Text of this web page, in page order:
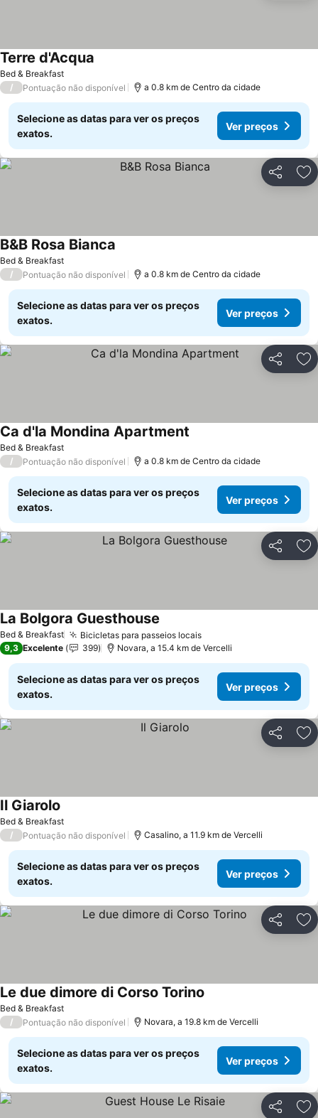
Bed & Breakfast
Terre d'Acqua
/ Pontuação não disponível a 0.8 km de Centro da cidade
Selecione as datas para ver os preços
exatos.
Ver preços
Partilhar
Bed & Breakfast
B&B Rosa Bianca
/ Pontuação não disponível a 0.8 km de Centro da cidade
Selecione as datas para ver os preços
exatos.
Ver preços
Partilhar
Bed & Breakfast
Ca d'la Mondina Apartment
/ Pontuação não disponível a 0.8 km de Centro da cidade
Selecione as datas para ver os preços
exatos.
Ver preços
Partilhar
Bed & Breakfast Bicicletas para passeios locais
La Bolgora Guesthouse
9,3 Excelente 399 Novara, a 15.4 km de Vercelli
Selecione as datas para ver os preços
exatos.
Ver preços
Partilhar
Bed & Breakfast
Il Giarolo
/ Pontuação não disponível Casalino, a 11.9 km de Vercelli
Selecione as datas para ver os preços
exatos.
Ver preços
Partilhar
Bed & Breakfast
Le due dimore di Corso Torino
/ Pontuação não disponível Novara, a 19.8 km de Vercelli
Selecione as datas para ver os preços
exatos.
Ver preços
Partilhar